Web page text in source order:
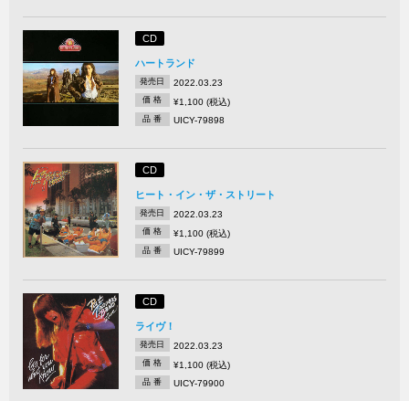
CD
ハートランド
発売日 2022.03.23
価 格 ¥1,100 (税込)
品 番 UICY-79898
CD
ヒート・イン・ザ・ストリート
発売日 2022.03.23
価 格 ¥1,100 (税込)
品 番 UICY-79899
CD
ライヴ！
発売日 2022.03.23
価 格 ¥1,100 (税込)
品 番 UICY-79900